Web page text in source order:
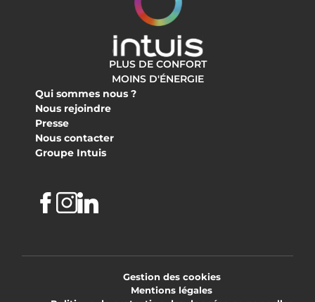
PLUS DE CONFORT
MOINS D'ÉNERGIE
Qui sommes nous ?
Nous rejoindre
Presse
Nous contacter
Groupe Intuis
Facebook
Instagram
Linkedin
Gestion des cookies
Mentions légales